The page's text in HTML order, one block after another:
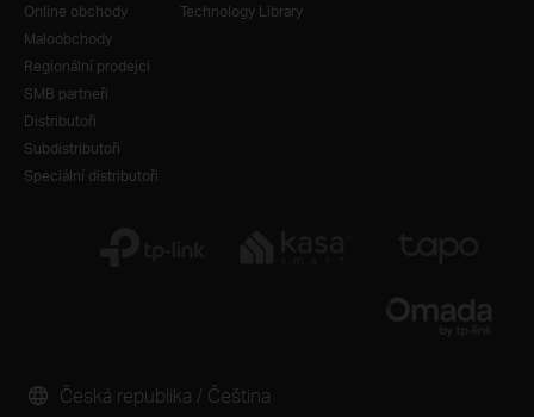
Online obchody
Maloobchody
Regionální prodejci
SMB partneři
Distributoři
Subdistributoři
Speciální distributoři
Technology Library
Česká republika / Čeština